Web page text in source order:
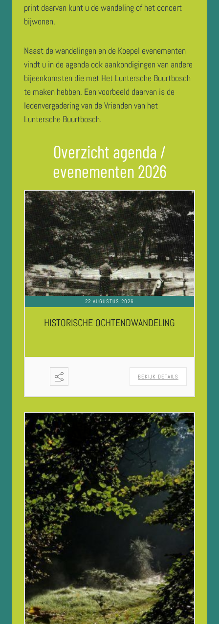
print daarvan kunt u de wandeling of het concert
bijwonen.
Naast de wandelingen en de Koepel evenementen
vindt u in de agenda ook aankondigingen van andere
bijeenkomsten die met Het Luntersche Buurtbosch
te maken hebben. Een voorbeeld daarvan is de
ledenvergadering van de Vrienden van het
Luntersche Buurtbosch.
Overzicht agenda /
evenementen 2026
22 AUGUSTUS 2026
HISTORISCHE OCHTENDWANDELING
BEKIJK DETAILS